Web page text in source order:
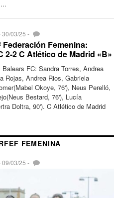
30/03/25 -
Federación Femenina:
2-2 C Atlético de Madrid «B»
FC: Sandra Torres, Andrea
Rojas, Andrea Rios, Gabriela
Okoye, 76'), Neus Perelló,
Bestard, 76'), Lucía
Doltra, 90'). C Atlético de Madrid
FEMENINA
09/03/25 -